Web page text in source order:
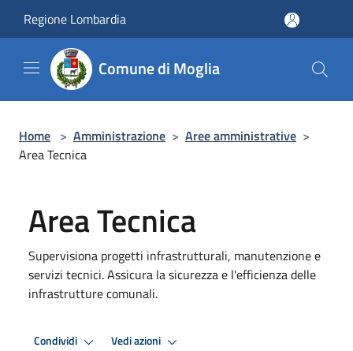
Regione Lombardia
Comune di Moglia
Home > Amministrazione > Aree amministrative >
Area Tecnica
Area Tecnica
Supervisiona progetti infrastrutturali, manutenzione e
servizi tecnici. Assicura la sicurezza e l'efficienza delle
infrastrutture comunali.
Condividi Vedi azioni